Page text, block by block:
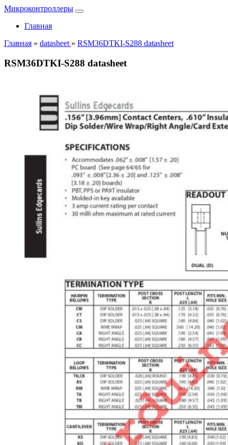
Микроконтроллеры
Главная
Главная » datasheet » RSM36DTKI-S288 datasheet
RSM36DTKI-S288 datasheet